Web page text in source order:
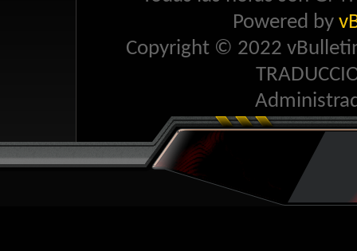
Powered by
Copyright © 2022